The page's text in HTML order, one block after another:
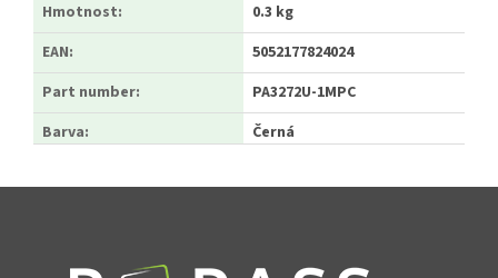
Hmotnost:
0.3 kg
EAN:
5052177824024
Part number:
PA3272U-1MPC
Barva: Černá